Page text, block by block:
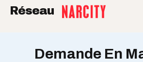
Réseau
Demande En